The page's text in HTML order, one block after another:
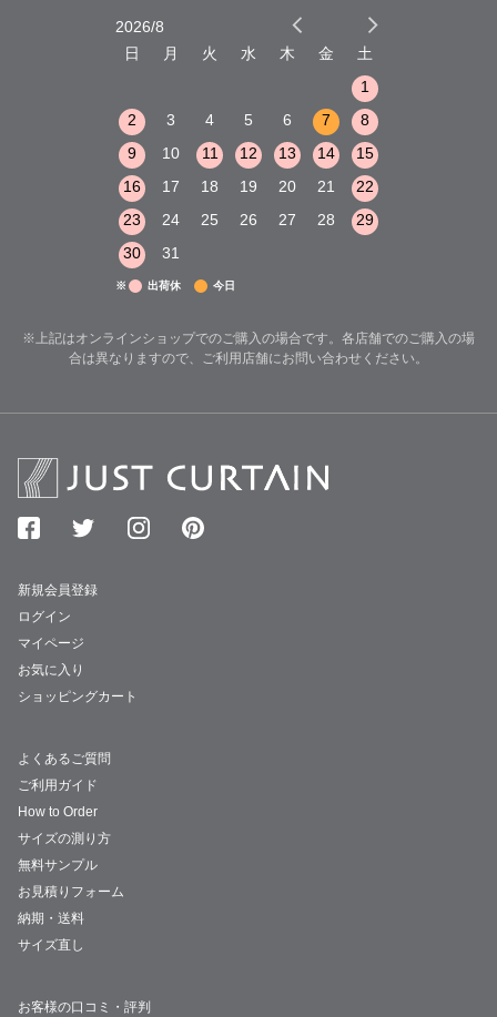
2026/8
日
月 火 水 木 金
土
1
2
3 4 5 6 7
8
9
10 11 12 13 14
15
16
17 18 19 20 21
22
23
24 25 26 27 28
29
30
31
※ 出荷休 今日
※上記はオンラインショップでのご購入の場合です。各店舗でのご購入の場
合は異なりますので、ご利用店舗にお問い合わせください。
新規会員登録
ログイン
マイページ
お気に入り
ショッピングカート
よくあるご質問
ご利用ガイド
How to Order
サイズの測り方
無料サンプル
お見積りフォーム
納期・送料
サイズ直し
お客様の口コミ・評判